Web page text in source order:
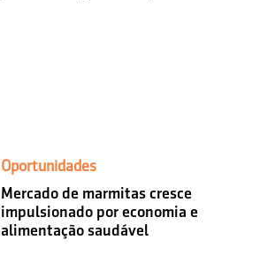
Oportunidades
Mercado de marmitas cresce
impulsionado por economia e
alimentação saudável